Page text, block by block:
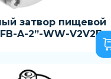
затвор пищевой
A-2”-WW-V2V2E